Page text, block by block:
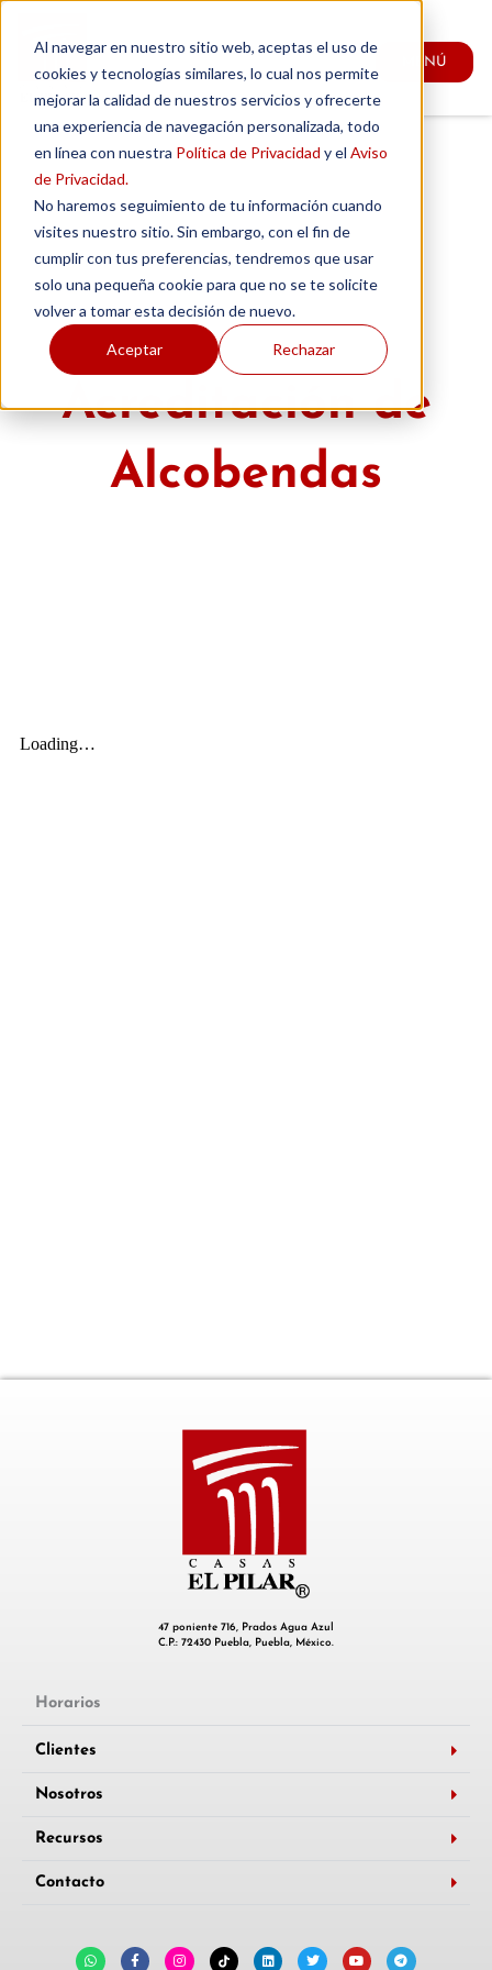
Al navegar en nuestro sitio web, aceptas el uso de
cookies y tecnologías similares, lo cual nos permite
mejorar la calidad de nuestros servicios y ofrecerte
una experiencia de navegación personalizada, todo
en línea con nuestra Política de Privacidad y el Aviso
de Privacidad.
No haremos seguimiento de tu información cuando
visites nuestro sitio. Sin embargo, con el fin de
cumplir con tus preferencias, tendremos que usar
solo una pequeña cookie para que no se te solicite
volver a tomar esta decisión de nuevo.
Aceptar Rechazar
contenido
MENÚ
Acreditación de
Alcobendas
47 poniente 716, Prados Agua Azul
C.P.: 72430 Puebla, Puebla, México.
Horarios
Clientes
Nosotros
Recursos
Contacto
a
c
s
n
i
u
l